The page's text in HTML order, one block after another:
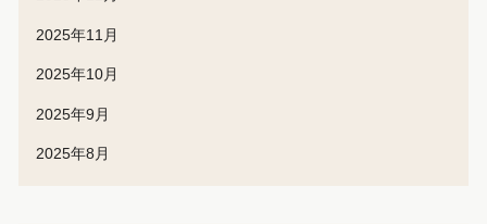
2025年11月
2025年10月
2025年9月
2025年8月